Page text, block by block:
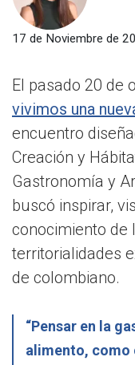
17 de Noviembre de
El pasado 20 de
vivimos una
encuentro
Creación y
Gastronomía y
buscó inspirar,
conocimiento de
territorialidades
de colombiano.
“Pensar en la
alimento, como